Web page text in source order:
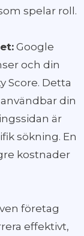
spelar roll.
Google
och din
Score. Detta
din
är
sökning. En
kostnader
företag
effektivt,